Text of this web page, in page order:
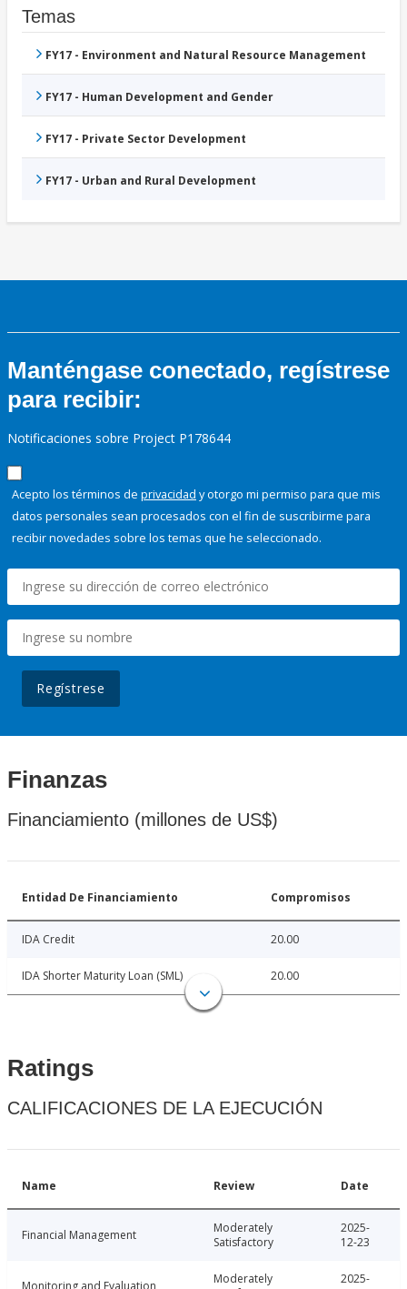
Temas
FY17 - Environment and Natural Resource Management
FY17 - Human Development and Gender
FY17 - Private Sector Development
FY17 - Urban and Rural Development
Manténgase conectado, regístrese
para recibir:
Notificaciones sobre Project P178644
Acepto los términos de privacidad y otorgo mi permiso para que mis
datos personales sean procesados con el fin de suscribirme para
recibir novedades sobre los temas que he seleccionado.
Regístrese
Finanzas
Financiamiento (millones de US$)
Entidad De Financiamiento Compromisos
IDA Credit 20.00
IDA Shorter Maturity Loan (SML) 20.00
Ratings
CALIFICACIONES DE LA EJECUCIÓN
Name Review Date
Financial Management
Moderately
Satisfactory
2025-
12-23
Moderately
2025-